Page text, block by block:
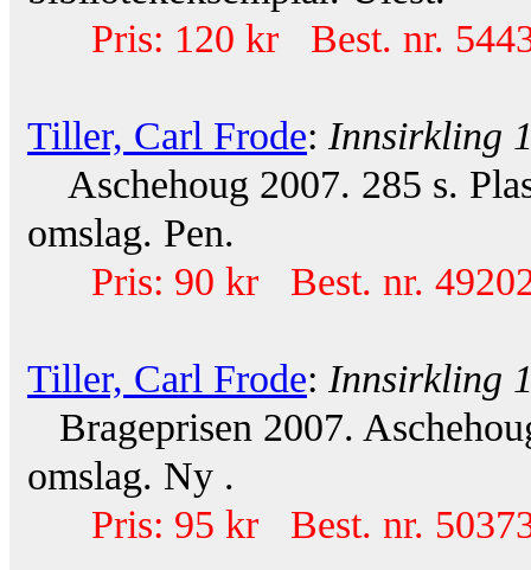
Pris: 120 kr Best. nr.
Tiller, Carl Frode: Innsirkling
Aschehoug 2007. 285 s.
omslag. Pen.
Pris: 90 kr Best. nr.
Tiller, Carl Frode: Innsirkling
Brageprisen 2007.
omslag. Ny .
Pris: 95 kr Best. nr.